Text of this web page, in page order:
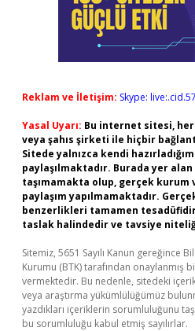
Reklam ve İletişim: Skype:
Yasal Uyarı: Bu internet sitesi,
veya şahıs şirketi ile hiçbir
Sitede yalnızca kendi
paylaşılmaktadır. Burada yer
taşımamakta olup, gerçek kurum
paylaşım yapılmamaktadır.
benzerlikleri tamamen
taslak halindedir ve tavsiye
Sitemiz, 5651 Sayılı Kanun gereğince
Kurumu (BTK) tarafından onaylanmış
vermektedir. Bu nedenle, sitedeki
veya araştırma yükümlülüğümüz
yazdıkları içeriklerin sorumluluğunu
bu sorumluluğu kabul etmiş sayılırlar.